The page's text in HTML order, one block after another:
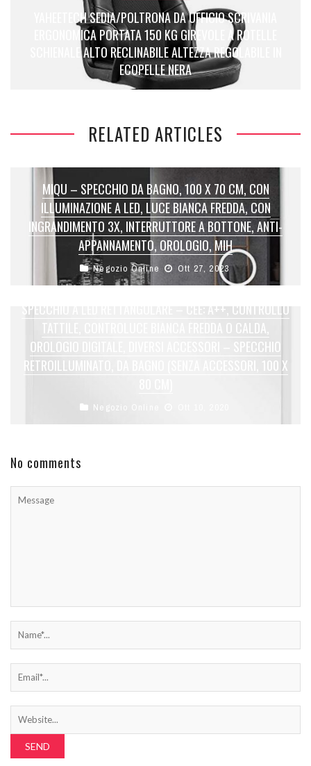
YAHEETECH SEDIA/POLTRONA DA UFFICIO SCRIVANIA
ERGONOMICA PORTATA 150 KG GIREVOLE A ROTELLE
SCHIENALE ALTO RECLINABILE ALTEZZA REGOLABILE IN
ECOPELLE NERA
RELATED ARTICLES
MIQU – SPECCHIO DA BAGNO, 100 X 70 CM, CON
ILLUMINAZIONE A LED, LUCE BIANCA FREDDA, CON
INGRANDIMENTO 3X, INTERRUTTORE A BOTTONE, ANTI-
APPANNAMENTO, OROLOGIO, MIH
Negozio Online Ott 27, 2023
SPECCHIO A LED RETTANGOLARE – CEE: A++, CONTROLLO
TATTILE, CONTROLUCE BIANCA FREDDA O CALDA,
OROLOGIO DIGITALE, DIVERSI ACCESSORI – SPECCHIO
RETROILLUMINATO, DA BAGNO (SENZA ACCESSORI, 100 X
Negozio Online
No comments